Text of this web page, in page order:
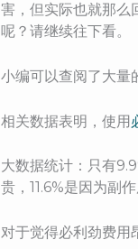
害，但实际也就那么
呢？请继续往下看。
小编可以查阅了大量
相关数据表明，使用
大数据统计：只有
贵，11.6%是因为副
对于觉得必利劲费用